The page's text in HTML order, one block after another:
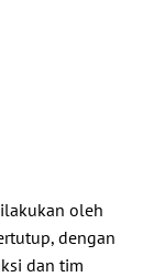
oleh
dengan
dan tim